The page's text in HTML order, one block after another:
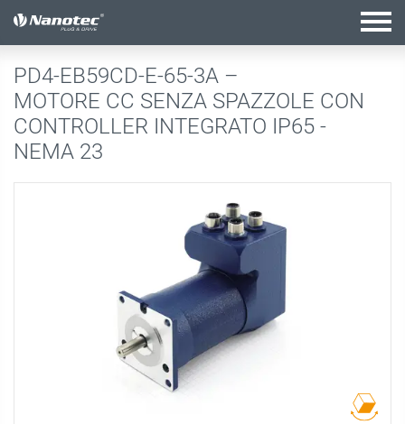
configurazione attiva
PD4-EB59CD-E-65-3A –
MOTORE CC SENZA SPAZZOLE CON
CONTROLLER INTEGRATO IP65 -
NEMA 23